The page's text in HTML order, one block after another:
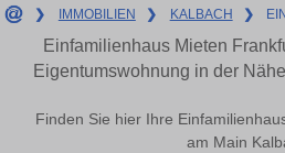
❯ IMMOBILIEN ❯ KALBACH ❯
Einfamilienhaus Mieten
Eigentumswohnung in der
Finden Sie hier Ihre
am Main